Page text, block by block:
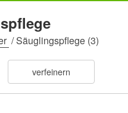
/Säuglingspflege(3)
verfeinern